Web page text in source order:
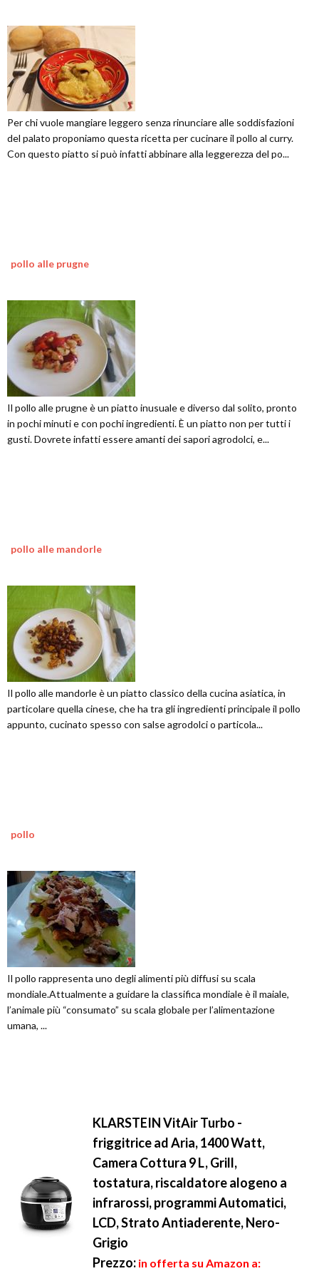
Per chi vuole mangiare leggero senza rinunciare alle soddisfazioni
del palato proponiamo questa ricetta per cucinare il pollo al curry.
Con questo piatto si può infatti abbinare alla leggerezza del po...
pollo alle prugne
Il pollo alle prugne è un piatto inusuale e diverso dal solito, pronto
in pochi minuti e con pochi ingredienti. È un piatto non per tutti i
gusti. Dovrete infatti essere amanti dei sapori agrodolci, e...
pollo alle mandorle
Il pollo alle mandorle è un piatto classico della cucina asiatica, in
particolare quella cinese, che ha tra gli ingredienti principale il pollo
appunto, cucinato spesso con salse agrodolci o particola...
pollo
Il pollo rappresenta uno degli alimenti più diffusi su scala
mondiale.Attualmente a guidare la classifica mondiale è il maiale,
l’animale più “consumato” su scala globale per l’alimentazione
umana, ...
KLARSTEIN VitAir Turbo -
friggitrice ad Aria, 1400 Watt,
Camera Cottura 9 L, Grill,
tostatura, riscaldatore alogeno a
infrarossi, programmi Automatici,
LCD, Strato Antiaderente, Nero-
Grigio
Prezzo: in offerta su Amazon a: